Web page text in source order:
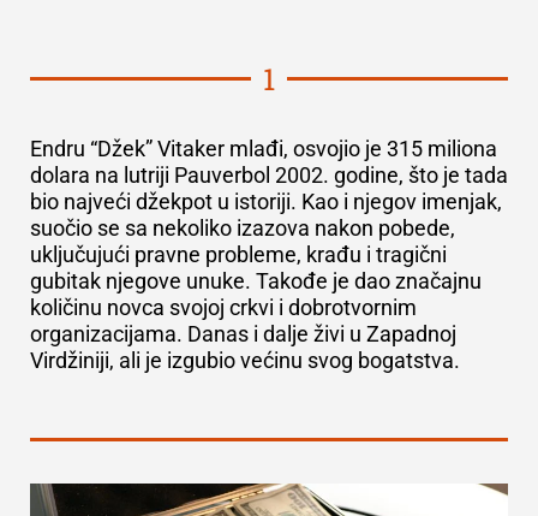
1
Endru “Džek” Vitaker mlađi, osvojio je 315 miliona
dolara na lutriji Pauverbol 2002. godine, što je tada
bio najveći džekpot u istoriji. Kao i njegov imenjak,
suočio se sa nekoliko izazova nakon pobede,
uključujući pravne probleme, krađu i tragični
gubitak njegove unuke. Takođe je dao značajnu
količinu novca svojoj crkvi i dobrotvornim
organizacijama. Danas i dalje živi u Zapadnoj
Virdžiniji, ali je izgubio većinu svog bogatstva.